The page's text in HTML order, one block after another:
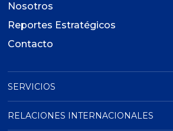
Nosotros
Reportes Estratégicos
Contacto
SERVICIOS
RELACIONES INTERNACIONALES